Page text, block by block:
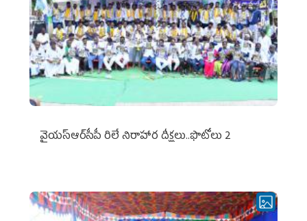
వైయ‌స్ఆర్‌సీపీ రిలే నిరాహార దీక్షలు..ఫొటోలు 2